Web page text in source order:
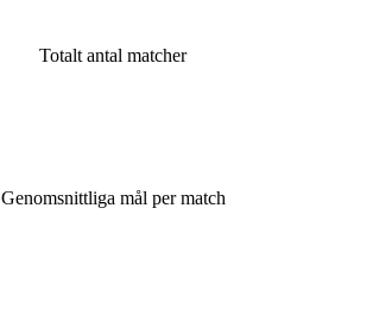
Totalt antal matcher
Genomsnittliga mål per match